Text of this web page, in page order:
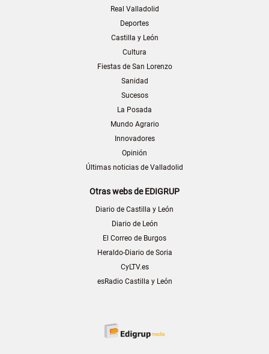
Real Valladolid
Deportes
Castilla y León
Cultura
Fiestas de San Lorenzo
Sanidad
Sucesos
La Posada
Mundo Agrario
Innovadores
Opinión
Últimas noticias de Valladolid
Otras webs de EDIGRUP
Diario de Castilla y León
Diario de León
El Correo de Burgos
Heraldo-Diario de Soria
CyLTV.es
esRadio Castilla y León